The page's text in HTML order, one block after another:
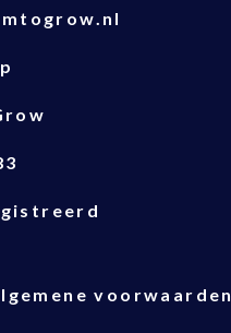
voorwaarden